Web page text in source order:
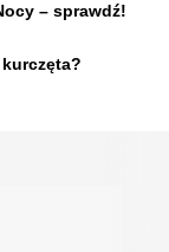
– sprawdź!